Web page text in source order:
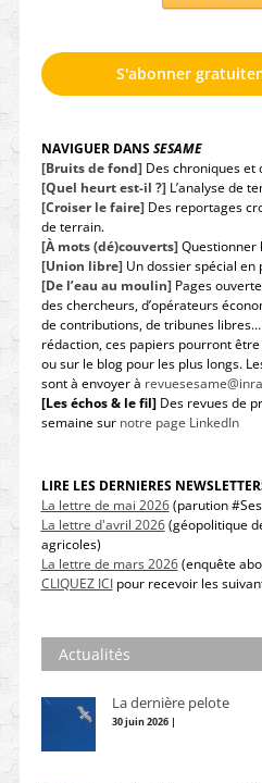
S'abonner
NAVIGUER DANSSESAME
[Bruits de fond]Des chroniques et
[Quel heurt est-il ?]L’analyse de
[Croiser le faire]Des reportages
de terrain.
[À mots (dé)couverts]Questionner
[Union libre]Un dossier spécial en
[De l’eau au moulin]Pages
des chercheurs, d’opérateurs
de contributions, de tribunes
rédaction, ces papiers pourront
ou sur le blog pour les plus longs.
sont à envoyer à
[Les échos & le fil]Des revues de
semaine sur notre page LinkedIn
LIRE LES DERNIERES
La lettre de mai 2026(parution
La lettre d'avril 2026(géopolitique
agricoles)
La lettre de mars 2026(enquête
CLIQUEZ ICIpour recevoir les
Actualités
La dernière pelote
30 juin 2026 |